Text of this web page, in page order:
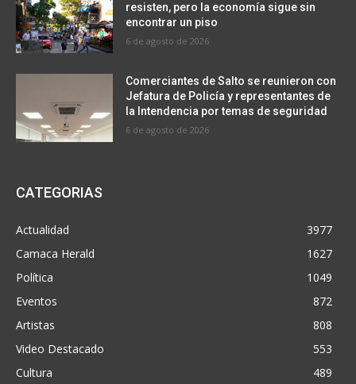
resisten, pero la economía sigue sin
encontrar un piso
6 de agosto de 2026
Comerciantes de Salto se reunieron con
Jefatura de Policía y representantes de
la Intendencia por temas de seguridad
6 de agosto de 2026
CATEGORIAS
Actualidad
3977
Camaca Herald
1627
Política
1049
Eventos
872
Artistas
808
Video Destacado
553
Cultura
489